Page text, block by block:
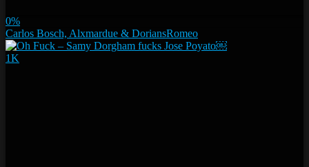
0%
Carlos Bosch, Alxmardue & DoriansRomeo
1K